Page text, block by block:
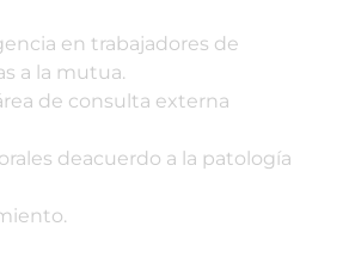
en trabajadores de
a la mutua.
de consulta externa
deacuerdo a la patología